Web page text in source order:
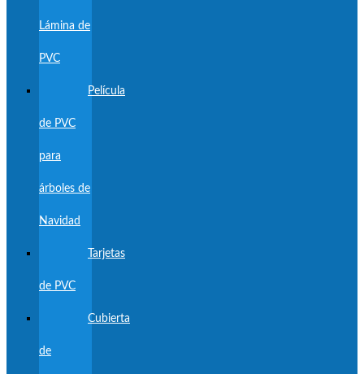
Lámina de
PVC
Película
de PVC
para
árboles de
Navidad
Tarjetas
de PVC
Cubierta
de